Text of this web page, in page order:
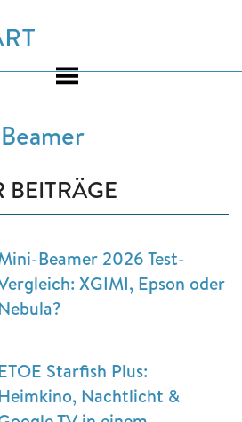
Beamer
BEITRÄGE
Beamer 2026 Test-
XGIMI, Epson oder
Starfish Plus:
Nachtlicht &